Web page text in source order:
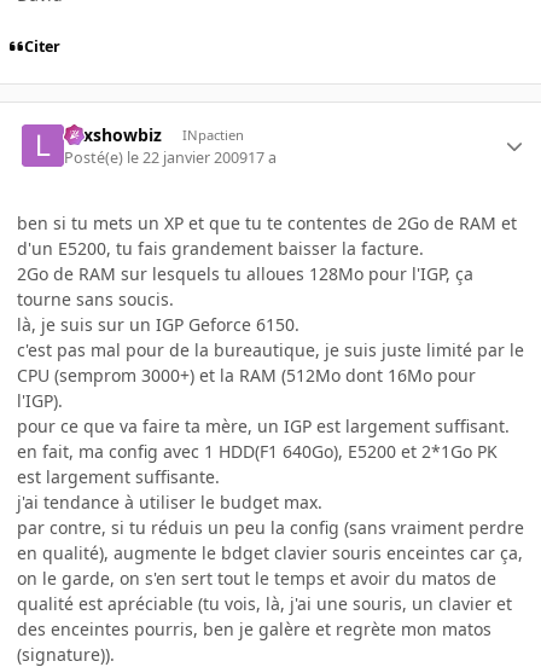
Citer
Lexshowbiz INpactien
Posté(e) le 22 janvier 200917 a
ben si tu mets un XP et que tu te contentes de 2Go de RAM et
d'un E5200, tu fais grandement baisser la facture.
2Go de RAM sur lesquels tu alloues 128Mo pour l'IGP, ça
tourne sans soucis.
là, je suis sur un IGP Geforce 6150.
c'est pas mal pour de la bureautique, je suis juste limité par le
CPU (semprom 3000+) et la RAM (512Mo dont 16Mo pour
l'IGP).
pour ce que va faire ta mère, un IGP est largement suffisant.
en fait, ma config avec 1 HDD(F1 640Go), E5200 et 2*1Go PK
est largement suffisante.
j'ai tendance à utiliser le budget max.
par contre, si tu réduis un peu la config (sans vraiment perdre
en qualité), augmente le bdget clavier souris enceintes car ça,
on le garde, on s'en sert tout le temps et avoir du matos de
qualité est apréciable (tu vois, là, j'ai une souris, un clavier et
des enceintes pourris, ben je galère et regrète mon matos
(signature)).